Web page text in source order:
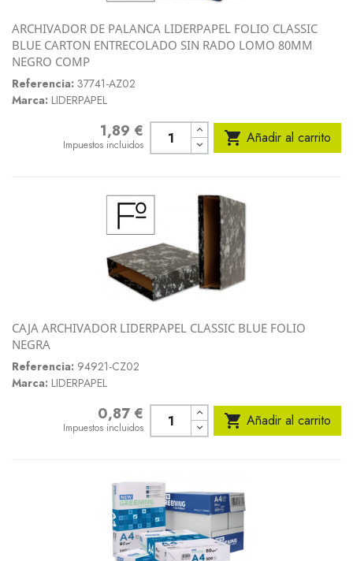
ARCHIVADOR DE PALANCA LIDERPAPEL FOLIO CLASSIC
BLUE CARTON ENTRECOLADO SIN RADO LOMO 80MM
NEGRO COMP
Referencia: 37741-AZ02
Marca: LIDERPAPEL
1,89 €
Impuestos incluidos  Añadir al carrito
CAJA ARCHIVADOR LIDERPAPEL CLASSIC BLUE FOLIO
NEGRA
Referencia: 94921-CZ02
Marca: LIDERPAPEL
0,87 €
Impuestos incluidos  Añadir al carrito